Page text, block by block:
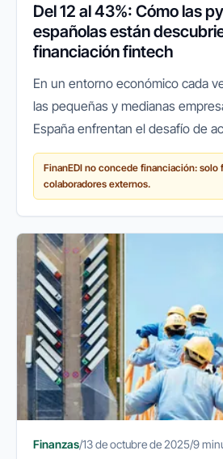
Del 12 al 43%: Cómo las
españolas están
financiación fintech
En un entorno económico cada
las pequeñas y medianas
España enfrentan el desafío de
financiación ágil y flexible para
simplemente mantener sus...
FinanEDI no concede financiación:
colaboradores externos.
Finanzas/13 de octubre de 2025/9